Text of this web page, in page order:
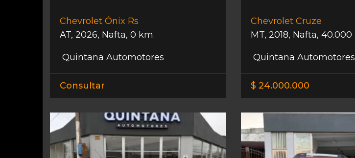
Chevrolet Ónix Rs
AT, 2026, Nafta, 0 km.
Quintana Automotores
Consultar
Chevrolet Cruze
MT, 2018, Nafta, 40.000
Quintana Automotores
$ 24.000.000